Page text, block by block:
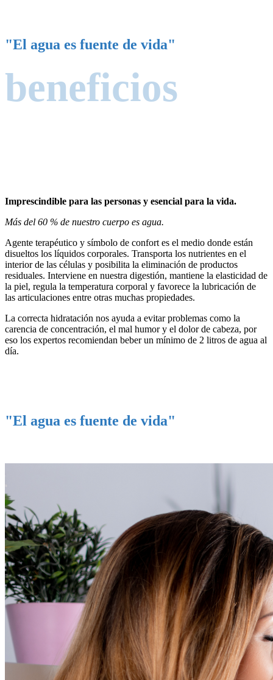
"El agua es fuente de vida"
beneficios
Imprescindible para las personas y esencial para la vida.
Más del 60 % de nuestro cuerpo es agua.
Agente terapéutico y símbolo de confort es el medio donde están
disueltos los líquidos corporales. Transporta los nutrientes en el
interior de las células y posibilita la eliminación de productos
residuales. Interviene en nuestra digestión, mantiene la elasticidad de
la piel, regula la temperatura corporal y favorece la lubricación de
las articulaciones entre otras muchas propiedades.
La correcta hidratación nos ayuda a evitar problemas como la
carencia de concentración, el mal humor y el dolor de cabeza, por
eso los expertos recomiendan beber un mínimo de 2 litros de agua al
día.
"El agua es fuente de vida"